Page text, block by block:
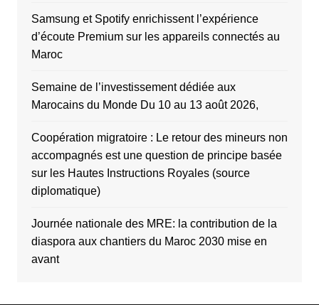
Samsung et Spotify enrichissent l’expérience
d’écoute Premium sur les appareils connectés au
Maroc
Semaine de l’investissement dédiée aux
Marocains du Monde Du 10 au 13 août 2026,
Coopération migratoire : Le retour des mineurs non
accompagnés est une question de principe basée
sur les Hautes Instructions Royales (source
diplomatique)
Journée nationale des MRE: la contribution de la
diaspora aux chantiers du Maroc 2030 mise en
avant